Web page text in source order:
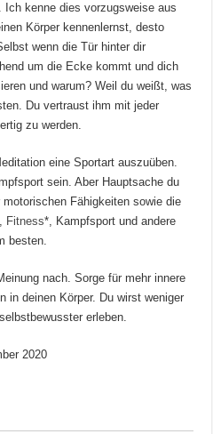
Ich kenne dies vorzugsweise aus
Körper kennenlernst, desto
wenn die Tür hinter dir
um die Ecke kommt und dich
und warum? Weil du weißt, was
Du vertraust ihm mit jeder
zu werden.
eine Sportart auszuüben.
sein. Aber Hauptsache du
Fähigkeiten sowie die
Fitness*, Kampfsport und andere
besten.
nach. Sorge für mehr innere
in deinen Körper. Du wirst weniger
erleben.
2020